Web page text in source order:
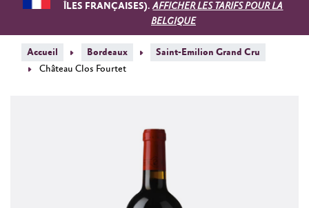
ÎLES FRANÇAISES).AFFICHER LES TARIFS POUR LA
BELGIQUE
Accueil Bordeaux
Saint-Emilion Grand Cru
Château Clos Fourtet